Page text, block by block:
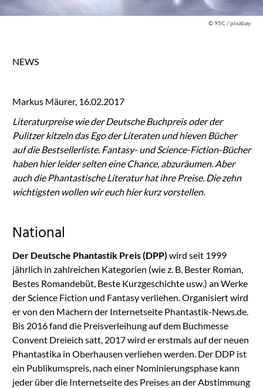
© 95C / pixabay
NEWS
Markus Mäurer, 16.02.2017
Literaturpreise wie derDeutsche Buchpreis oder der
Pulitzerkitzeln das Ego der Literaten und hieven Bücher
auf die Bestsellerliste. Fantasy- und Science-Fiction-Bücher
haben hier leider selten eine Chance, abzuräumen. Aber
auch die Phantastische Literatur hat ihre Preise. Die zehn
wichtigsten wollen wir euch hier kurz vorstellen.
National
Der Deutsche Phantastik Preis (DPP) wird seit 1999
jährlich in zahlreichen Kategorien (wie z. B. Bester Roman,
Bestes Romandebüt, Beste Kurzgeschichte usw.) an Werke
der Science Fiction und Fantasy verliehen. Organisiert wird
er von den Machern der Internetseite Phantastik-News.de.
Bis 2016 fand die Preisverleihung auf dem Buchmesse
Convent Dreieich satt, 2017 wird er erstmals auf der neuen
Phantastika in Oberhausen verliehen werden. Der DDP ist
ein Publikumspreis, nach einer Nominierungsphase kann
jeder über die Internetseite des Preises an der Abstimmung